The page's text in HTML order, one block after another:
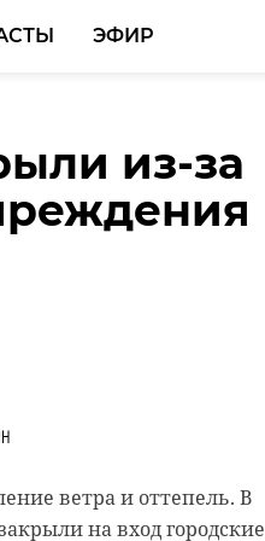
ЭФИР
из-за
ветра и оттепель. В
на вход городские
в
перекрыл
114"
сообщил о
ФАД А-114